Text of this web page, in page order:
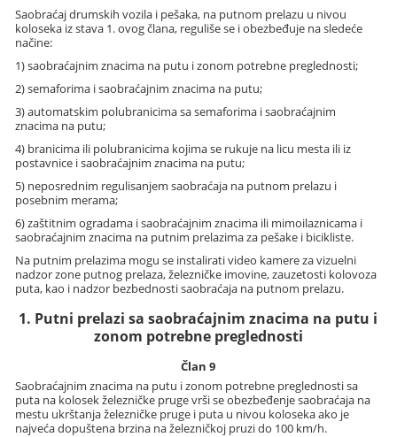
Saobraćaj drumskih vozila i pešaka, na putnom prelazu u nivou
koloseka iz stava 1. ovog člana, reguliše se i obezbeđuje na sledeće
načine:
1) saobraćajnim znacima na putu i zonom potrebne preglednosti;
2) semaforima i saobraćajnim znacima na putu;
3) automatskim polubranicima sa semaforima i saobraćajnim
znacima na putu;
4) branicima ili polubranicima kojima se rukuje na licu mesta ili iz
postavnice i saobraćajnim znacima na putu;
5) neposrednim regulisanjem saobraćaja na putnom prelazu i
posebnim merama;
6) zaštitnim ogradama i saobraćajnim znacima ili mimoilaznicama i
saobraćajnim znacima na putnim prelazima za pešake i bicikliste.
Na putnim prelazima mogu se instalirati video kamere za vizuelni
nadzor zone putnog prelaza, železničke imovine, zauzetosti kolovoza
puta, kao i nadzor bezbednosti saobraćaja na putnom prelazu.
1. Putni prelazi sa saobraćajnim znacima na putu i
zonom potrebne preglednosti
Član 9
Saobraćajnim znacima na putu i zonom potrebne preglednosti sa
puta na kolosek železničke pruge vrši se obezbeđenje saobraćaja na
mestu ukrštanja železničke pruge i puta u nivou koloseka ako je
najveća dopuštena brzina na železničkoj pruzi do 100 km/h.